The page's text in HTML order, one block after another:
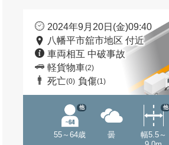
2024年9月20日(金)09:40
八幡平市舘市地区 付近
車両相互 中破事故
軽貨物車(2)
死亡(0) 負傷(1)
55～64歳
他
曇
幅5.5～
他